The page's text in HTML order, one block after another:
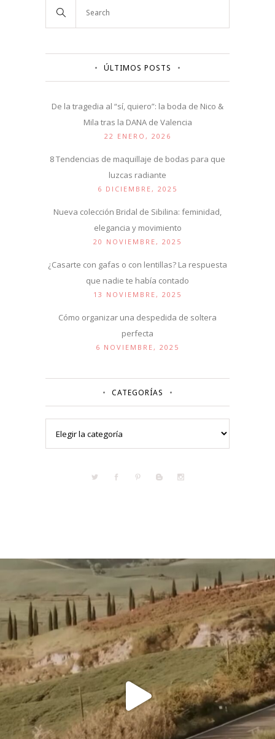
ÚLTIMOS POSTS
De la tragedia al “sí, quiero”: la boda de Nico &
Mila tras la DANA de Valencia
22 ENERO, 2026
8 Tendencias de maquillaje de bodas para que
luzcas radiante
6 DICIEMBRE, 2025
Nueva colección Bridal de Sibilina: feminidad,
elegancia y movimiento
20 NOVIEMBRE, 2025
¿Casarte con gafas o con lentillas? La respuesta
que nadie te había contado
13 NOVIEMBRE, 2025
Cómo organizar una despedida de soltera
perfecta
6 NOVIEMBRE, 2025
CATEGORÍAS